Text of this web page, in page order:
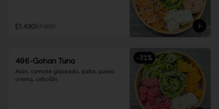
$5.490$7.990
-31%
496-Gohan Tuna
Atún, camote glaseado, palta, queso
crema, cebollín.